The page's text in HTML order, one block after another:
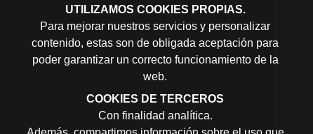
UTILIZAMOS COOKIES PROPIAS.
Para mejorar nuestros servicios y personalizar
contenido, estas son de obligada aceptación para
poder garantizar un correcto funcionamiento de la
web.
COOKIES DE TERCEROS
Con finalidad analítica.